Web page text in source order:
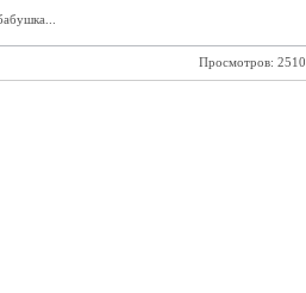
Просмотров: 2510